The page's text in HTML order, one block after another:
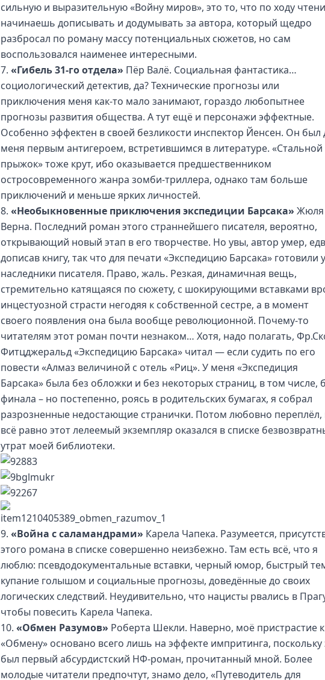
сильную и выразительную «Войну миров», это то, что по ходу
начинаешь дописывать и додумывать за автора, который щедро
разбросал по роману массу потенциальных сюжетов, но сам
воспользовался наименее интересными.
7. «Гибель 31-го отдела» Пёр Валё. Социальная фантастика…
социологический детектив, да? Технические прогнозы или
приключения меня как-то мало занимают, гораздо любопытнее
прогнозы развития общества. А тут ещё и персонажи эффектные.
Особенно эффектен в своей безликости инспектор Йенсен. Он был
меня первым антигероем, встретившимся в литературе. «Стальной
прыжок» тоже крут, ибо оказывается предшественником
остросовременного жанра зомби-триллера, однако там больше
приключений и меньше ярких личностей.
8. «Необыкновенные приключения экспедиции Барсака» Жюля
Верна. Последний роман этого страннейшего писателя, вероятно,
открывающий новый этап в его творчестве. Но увы, автор умер,
дописав книгу, так что для печати «Экспедицию Барсака» готовили
наследники писателя. Право, жаль. Резкая, динамичная вещь,
стремительно катящаяся по сюжету, с шокирующими вставками
инцестуозной страсти негодяя к собственной сестре, а в момент
своего появления она была вообще революционной. Почему-то
читателям этот роман почти незнаком… Хотя, надо полагать,
Фитцджеральд «Экспедицию Барсака» читал — если судить по его
повести «Алмаз величиной с отель «Риц». У меня «Экспедиция
Барсака» была без обложки и без некоторых страниц, в том числе,
финала – но постепенно, роясь в родительских бумагах, я собрал
разрозненные недостающие странички. Потом любовно переплёл,
всё равно этот лелеемый экземпляр оказался в списке
утрат моей библиотеки.
9. «Война с саламандрами» Карела Чапека. Разумеется,
этого романа в списке совершенно неизбежно. Там есть всё, что я
люблю: псевдодокументальные вставки, черный юмор, быстрый
купание голышом и социальные прогнозы, доведённые до своих
логических следствий. Неудивительно, что нацисты рвались в
чтобы повесить Карела Чапека.
10. «Обмен Разумов» Роберта Шекли. Наверно, моё пристрастие к
«Обмену» основано всего лишь на эффекте импритинга, поскольку
был первый абсурдистский НФ-роман, прочитанный мной. Более
молодые читатели предпочтут, знамо дело, «Путеводитель для